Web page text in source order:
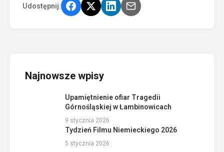
Udostępnij:
Najnowsze wpisy
Upamiętnienie ofiar Tragedii
Górnośląskiej w Łambinowicach
9 stycznia 2026
Tydzień Filmu Niemieckiego 2026
5 stycznia 2026